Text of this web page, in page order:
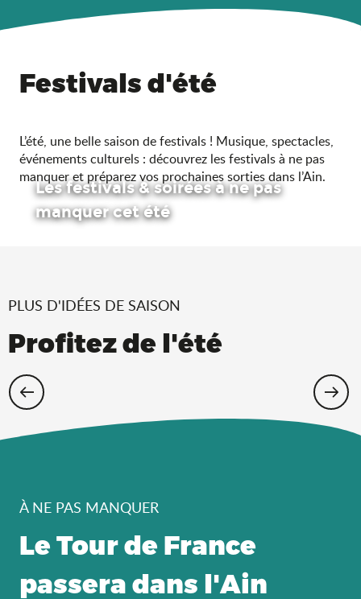
Festivals d'été
L’été, une belle saison de festivals ! Musique, spectacles,
événements culturels : découvrez les festivals à ne pas
manquer et préparez vos prochaines sorties dans l’Ain.
Les festivals & soirées à ne pas
manquer cet été
PLUS D'IDÉES DE SAISON
Profitez de l'été
Cet été, échappez-vous dans l’Ain !
À NE PAS MANQUER
Le Tour de France
passera dans l'Ain